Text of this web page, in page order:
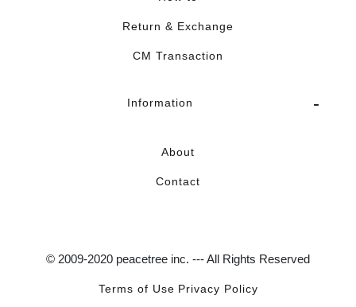
Return & Exchange
CM Transaction
Information
About
Contact
© 2009-2020 peacetree inc. --- All Rights Reserved
Terms of Use Privacy Policy